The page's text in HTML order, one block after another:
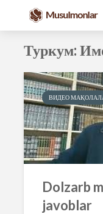
Туркум:
ВИДЕО
Dolzarb
javoblar